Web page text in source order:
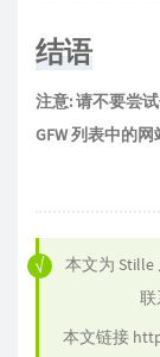
结语
注意: 请不要尝试
GFW 列表中的
本文为 Stille
联
本文链接